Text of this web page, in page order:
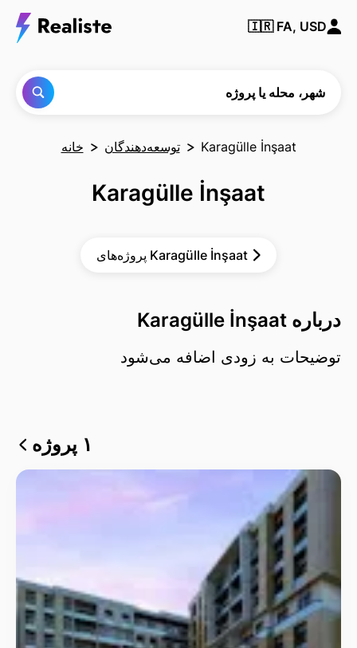
🇮🇷 FA, USD
شهر، محله یا پروژه
خانه توسعه‌دهندگان Karagülle İnşaat
Karagülle İnşaat
پروژه‌های Karagülle İnşaat
درباره Karagülle İnşaat
توضیحات به زودی اضافه می‌شود
۱ پروژه